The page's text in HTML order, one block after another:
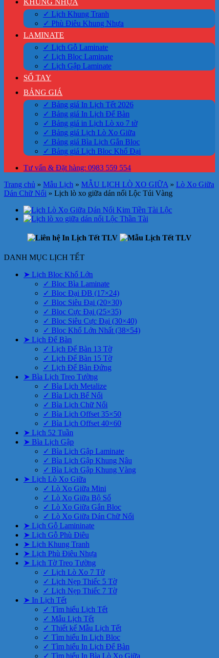
KHUNG NHỰA
✓ Lịch Khung Tranh
✓ Phù Điêu Khung Nhựa
LAMINATE
✓ Lịch Gỗ Laminate
✓ Lịch Bloc Laminate
✓ Lịch Gập Laminate
SỔ TAY
BẢNG GIÁ
✓ Bảng giá In Lịch Tết 2026
✓ Bảng giá In Lịch Để Bàn
✓ Bảng giá in Lịch Lò xo 7 tờ
✓ Bảng giá Lịch Lò Xo Giữa
✓ Bảng giá Bìa Lịch Gắn Bloc
✓ Bảng giá Lịch Bloc Khổ Đại
Tư vấn & Đặt hàng: 0983 559 554
Trang chủ » Mẫu Lịch » MẪU LỊCH LÒ XO GIỮA » Lò Xo Giữa
Dán Chữ Nổi » Lịch lò xo giữa dán nổi Lộc Túi Vàng
DANH MỤC LỊCH TẾT
➤ Lịch Bloc Khổ Lớn
✓ Bloc Bìa Laminate
✓ Bloc Đại ĐB (17×24)
✓ Bloc Siêu Đại (20×30)
✓ Bloc Cực Đại (25×35)
✓ Bloc Siêu Cực Đại (30×40)
✓ Bloc Khổ Lớn Nhất (38×54)
➤ Lịch Để Bàn
✓ Lịch Để Bàn 13 Tờ
✓ Lịch Để Bàn 15 Tờ
✓ Lịch Để Bàn Đứng
➤ Bìa Lịch Treo Tường
✓ Bìa Lịch Metalize
✓ Bìa Lịch Bế Nổi
✓ Bìa Lịch Chữ Nổi
✓ Bìa Lịch Offset 35×50
✓ Bìa Lịch Offset 40×60
➤ Lịch 52 Tuần
➤ Bìa Lịch Gập
✓ Bìa Lịch Gập Laminate
✓ Bìa Lịch Gập Khung Nâu
✓ Bìa Lịch Gập Khung Vàng
➤ Lịch Lò Xo Giữa
✓ Lò Xo Giữa Mini
✓ Lò Xo Giữa Bộ Số
✓ Lò Xo Giữa Gắn Bloc
✓ Lò Xo Giữa Dán Chữ Nổi
➤ Lịch Gỗ Lamininate
➤ Lịch Gỗ Phù Điêu
➤ Lịch Khung Tranh
➤ Lịch Phù Điêu Nhựa
➤ Lịch Tờ Treo Tường
✓ Lịch Lò Xo 7 Tờ
✓ Lịch Nẹp Thiếc 5 Tờ
✓ Lịch Nẹp Thiếc 7 Tờ
➤ In Lịch Tết
✓ Tìm hiểu Lịch Tết
✓ Mẫu Lịch Tết
✓ Thiết kế Mẫu Lịch Tết
✓ Tìm hiểu In Lịch Bloc
✓ Tìm hiểu In Lịch Để Bàn
✓ Tìm hiểu In Bìa Lò Xo Giữa